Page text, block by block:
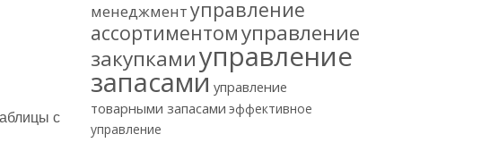
с
менеджментуправление
ассортиментомуправление
закупкамиуправление
запасами управление
товарными запасами эффективное
управление